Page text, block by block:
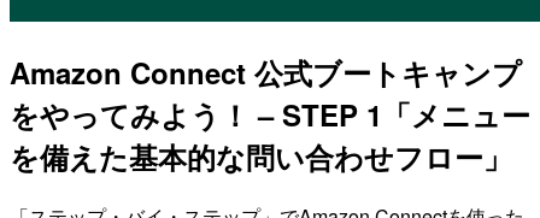
Amazon Connect 公式ブートキャンプ
をやってみよう！ – STEP 1「メニュー
を備えた基本的な問い合わせフロー」